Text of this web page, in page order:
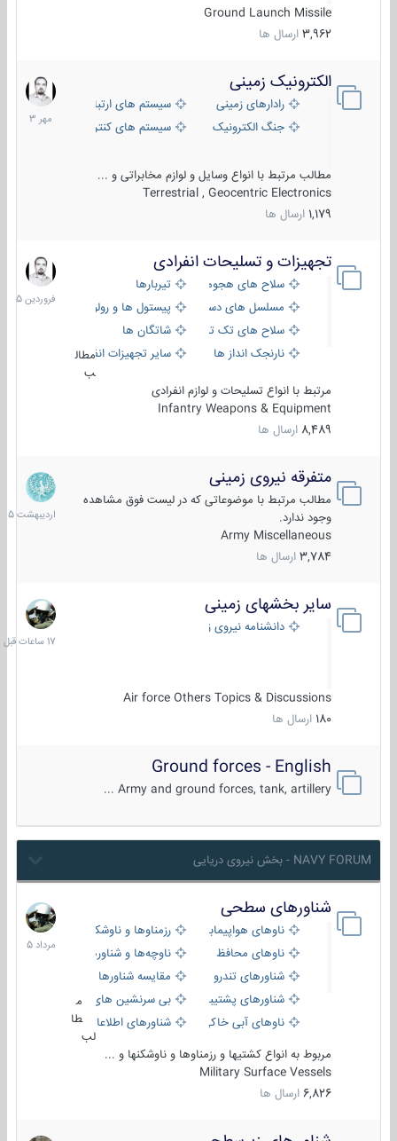
Ground Launch Missile
3,962 ارسال ها
الکترونیک زمینی
رادارهای زمینی
سیستم های ارتباطی و جمع آوری
جنگ الکترونیک
سیستم های کنترل آتش و تجهیزات
مطالب مرتبط با انواع وسایل و لوازم مخابراتی و ...
Terrestrial , Geocentric Electronics
1,179 ارسال ها
1
مهر
1403
تجهیزات و تسلیحات انفرادی
سلاح های هجومی
تیربارها
مسلسل های دستی
پیستول ها و رولورها
سلاح های تک تیر اندازیشاتگان ها
نارنجک انداز ها
سایر تجهیزات انفرادی
مطال
ب
مرتبط با انواع تسلیحات و لوازم انفرادی
Infantry Weapons & Equipment
8,489 ارسال ها
17
فروردین
1405
متفرقه نیروی زمینی
مطالب مرتبط با موضوعاتی که در لیست فوق مشاهده
وجود ندارد.
Army Miscellaneous
3,784 ارسال ها
27
1405
سایر بخشهای زمینی
دانشنامه نیروی زمینی
Air force Others Topics & Discussions
180 ارسال ها
17
ساعات
قبل
Ground forces - English
Army and ground forces, tank, artillery ...
NAVY FORUM - بخش نیروی دریایی
شناورهای سطحی
ناوهای هواپیمابر و بالگرد بررزمناوها و ناوشکن‌ها
ناوهای محافظ
ناوچه‌ها و شناورهای گشتی
شناورهای تندرو
مقایسه شناورها
شناورهای پشتیبانی
بی سرنشین های دریایی
ناوهای آبی خاکی و نیروبرشناورهای اطلاعاتی و جاسوسی
طا
لب
مربوط به انواع کشتیها و رزمناوها و ناوشکنها و ...
Military Surface Vessels
6,826 ارسال ها
2
مرداد
1405